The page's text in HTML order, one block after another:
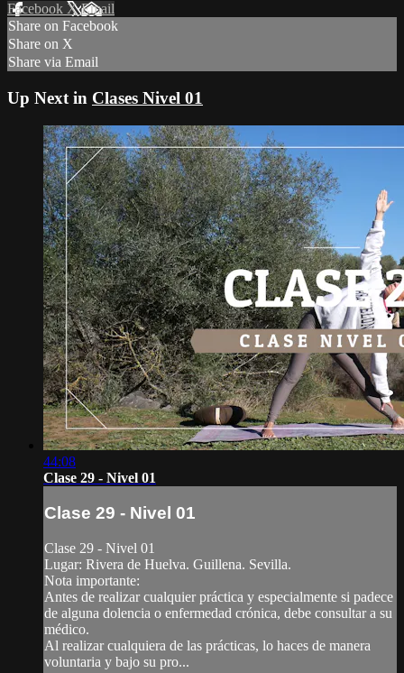
Facebook XEmail
Share on Facebook
Share on X
Share via Email
Up Next in Clases Nivel 01
44:08
Clase 29 - Nivel 01
Clase 29 - Nivel 01
Clase 29 - Nivel 01
Lugar: Rivera de Huelva. Guillena. Sevilla.
Nota importante:
Antes de realizar cualquier práctica y especialmente si padece
de alguna dolencia o enfermedad crónica, debe consultar a su
médico.
Al realizar cualquiera de las prácticas, lo haces de manera
voluntaria y bajo su pro...